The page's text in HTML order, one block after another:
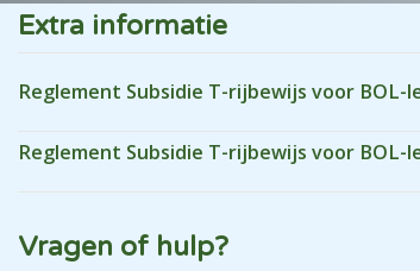
Extra informatie
Reglement Subsidie T-rijbewijs voor
Reglement Subsidie T-rijbewijs voor
Vragen of hulp?